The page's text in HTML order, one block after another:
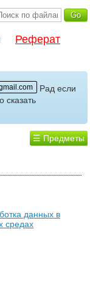
Реферат
Рад если
сказать
☰ Предметы
данных в
средах